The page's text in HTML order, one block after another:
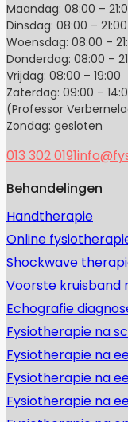
Maandag: 08:00 –
Dinsdag: 08:00 – 21:00
Woensdag: 08:00 –
Donderdag: 08:00 –
Vrijdag: 08:00 – 19:00
Zaterdag: 09:00 –
(Professor
Zondag: gesloten
013 302 0191
Behandelingen
Handtherapie
Online
Shockwave
Voorste kruisband
Echografie
Fysiotherapie na
Fysiotherapie na
Fysiotherapie na
Fysiotherapie na